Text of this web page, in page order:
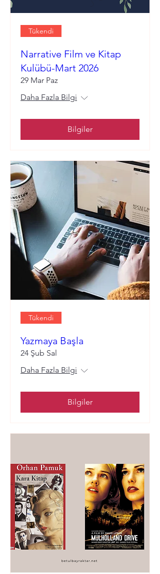
Tükendi
Narrative Film ve Kitap
Kulübü-Mart 2026
29 Mar Paz
Daha Fazla Bilgi
Bilgiler
Tükendi
Yazmaya Başla
24 Şub Sal
Daha Fazla Bilgi
Bilgiler